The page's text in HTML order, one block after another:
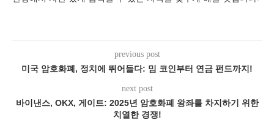
previous post
미국 암호화폐, 정치에 뛰어들다: 밈 코인부터 연금 펀드까지!
next post
바이낸스, OKX, 게이트: 2025년 암호화폐 왕좌를 차지하기 위한
치열한 경쟁!